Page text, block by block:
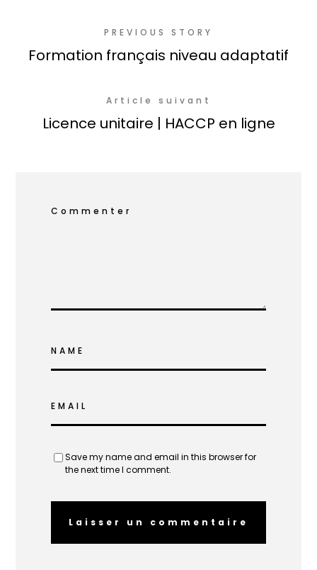
PREVIOUS STORY
Formation français niveau adaptatif
Article suivant
Licence unitaire | HACCP en ligne
Commenter
NAME
EMAIL
Save my name and email in this browser for
the next time I comment.